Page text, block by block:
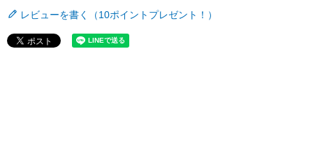
レビューを書く（10ポイントプレゼント！）